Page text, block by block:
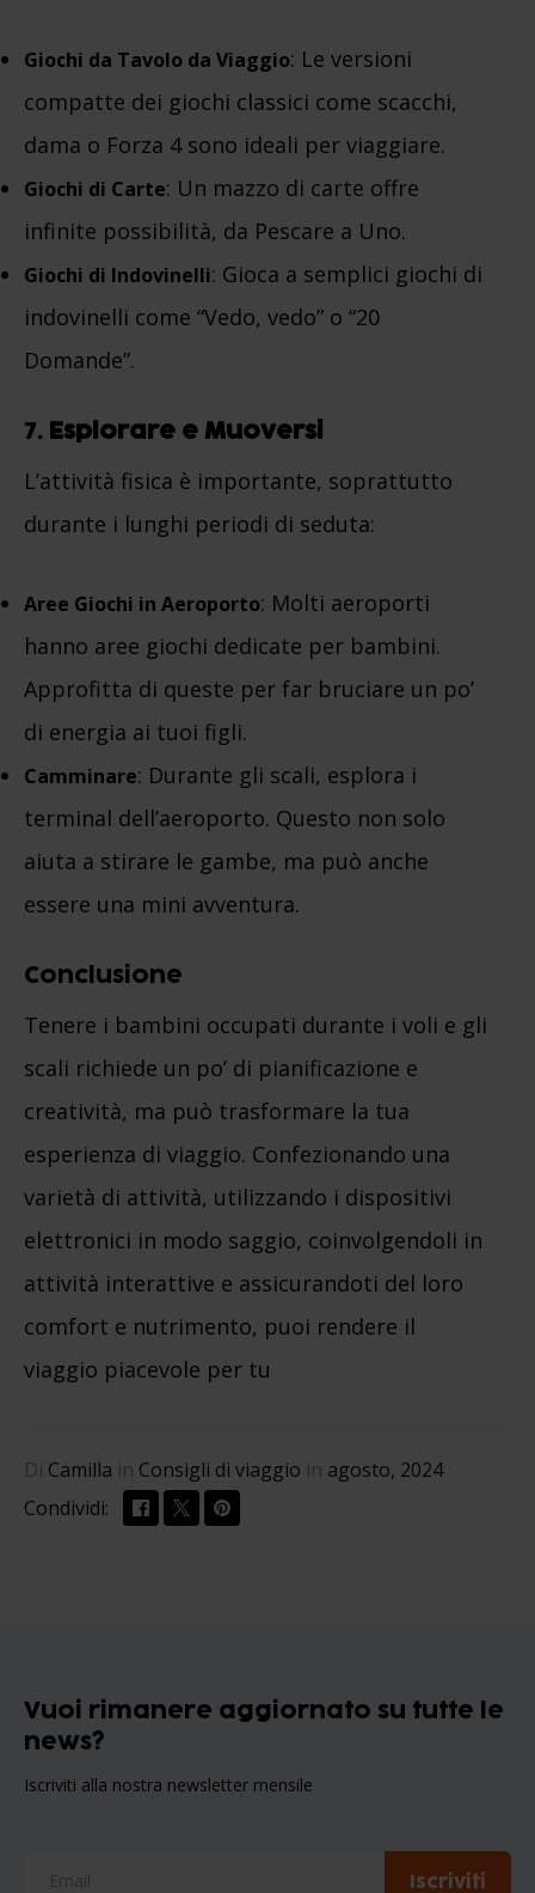
Giochi da Tavolo da Viaggio: Le versioni
compatte dei giochi classici come scacchi,
dama o Forza 4 sono ideali per viaggiare.
Giochi di Carte: Un mazzo di carte offre
infinite possibilità, da Pescare a Uno.
Giochi di Indovinelli: Gioca a semplici giochi di
indovinelli come “Vedo, vedo” o “20
Domande”.
7. Esplorare e Muoversi
L’attività fisica è importante, soprattutto
durante i lunghi periodi di seduta:
Aree Giochi in Aeroporto: Molti aeroporti
hanno aree giochi dedicate per bambini.
Approfitta di queste per far bruciare un po’
di energia ai tuoi figli.
Camminare: Durante gli scali, esplora i
terminal dell’aeroporto. Questo non solo
aiuta a stirare le gambe, ma può anche
essere una mini avventura.
Conclusione
Tenere i bambini occupati durante i voli e gli
scali richiede un po’ di pianificazione e
creatività, ma può trasformare la tua
esperienza di viaggio. Confezionando una
varietà di attività, utilizzando i dispositivi
elettronici in modo saggio, coinvolgendoli in
attività interattive e assicurandoti del loro
comfort e nutrimento, puoi rendere il
viaggio piacevole per tu
Di Camilla in Consigli di viaggio in agosto, 2024
Condividi:
Vuoi rimanere aggiornato su tutte le
news?
Iscriviti alla nostra newsletter mensile
Iscriviti